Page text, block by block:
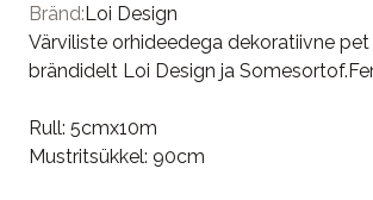
Bränd:Loi Design
Värviliste orhideedega dekoratiivne pet
brändidelt Loi Design ja
Rull: 5cmx10m
Mustritsükkel: 90cm